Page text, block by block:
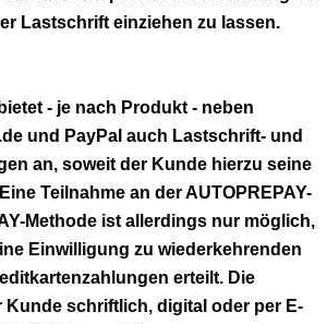
Lastschrift einziehen zu lassen.
- je nach Produkt - neben
und PayPal auch Lastschrift- und
an, soweit der Kunde hierzu seine
Teilnahme an der AUTOPREPAY-
Methode ist allerdings nur möglich,
Einwilligung zu wiederkehrenden
erteilt. Die
Kunde schriftlich, digital oder per E-